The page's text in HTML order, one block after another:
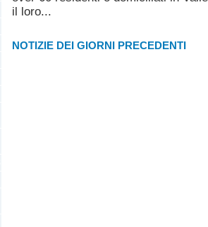
il loro...
NOTIZIE DEI GIORNI PRECEDENTI